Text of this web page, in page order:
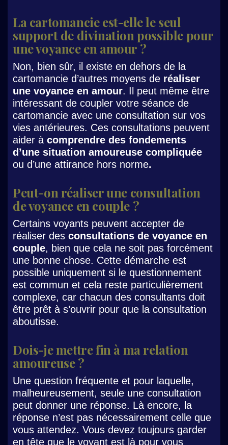
La cartomancie est-elle le seul
support de divination possible pour
une voyance en amour ?
Non, bien sûr, il existe en dehors de la
cartomancie d’autres moyens de réaliser
une voyance en amour. Il peut même être
intéressant de coupler votre séance de
cartomancie avec une consultation sur vos
vies antérieures. Ces consultations peuvent
aider à comprendre des fondements
d’une situation amoureuse compliquée
ou d’une attirance hors norme.
Peut-on réaliser une consultation
de voyance en couple ?
Certains voyants peuvent accepter de
réaliser des consultations de voyance en
couple, bien que cela ne soit pas forcément
une bonne chose. Cette démarche est
possible uniquement si le questionnement
est commun et cela reste particulièrement
complexe, car chacun des consultants doit
être prêt à s’ouvrir pour que la consultation
aboutisse.
Dois-je mettre fin à ma relation
amoureuse ?
Une question fréquente et pour laquelle,
malheureusement, seule une consultation
peut donner une réponse. Là encore, la
réponse n’est pas nécessairement celle que
vous attendez. Vous devez toujours garder
en tête que le voyant est là pour vous